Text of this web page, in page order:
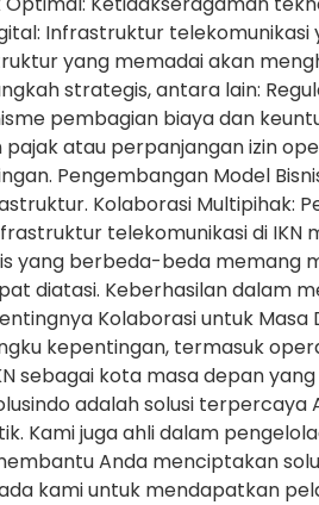
Infrastruktur
yang memadai akan
strategis, antara lain:
pembagian biaya dan
atau perpanjangan izin
Pengembangan Model
Kolaborasi Multipihak:
telekomunikasi di
yang berbeda-beda memang
diatasi. Keberhasilan dalam
Kolaborasi untuk Masa
kepentingan, termasuk
sebagai kota masa depan
adalah solusi
Kami juga ahli dalam
Anda menciptakan
kami untuk mendapatkan